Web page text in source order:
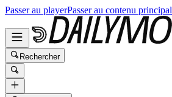
Passer au playerPasser au contenu principal
Rechercher